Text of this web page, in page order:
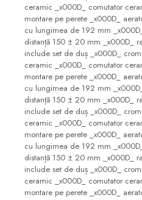
ceramic _x000D_ comutator
montare pe perete _x000D_
cu lungimea de 192 mm
distanță 150 ± 20 mm _x000D_
include set de duș _x000D_
ceramic _x000D_ comutator
montare pe perete _x000D_
cu lungimea de 192 mm
distanță 150 ± 20 mm _x000D_
include set de duș _x000D_
ceramic _x000D_ comutator
montare pe perete _x000D_
cu lungimea de 192 mm
distanță 150 ± 20 mm _x000D_
include set de duș _x000D_
ceramic _x000D_ comutator
montare pe perete _x000D_